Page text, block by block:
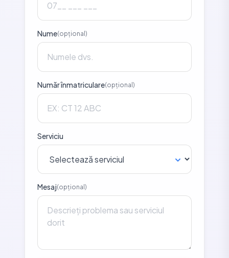
Nume(opțional)
Număr înmatriculare(opțional)
Serviciu
Mesaj(opțional)